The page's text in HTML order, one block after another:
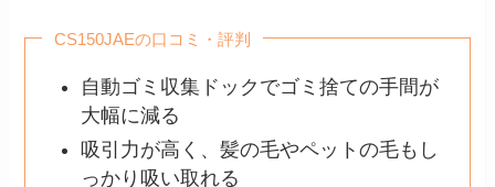
CS150JAEの口コミ・評判
自動ゴミ収集ドックでゴミ捨ての手間が
大幅に減る
吸引力が高く、髪の毛やペットの毛もし
っかり吸い取れる